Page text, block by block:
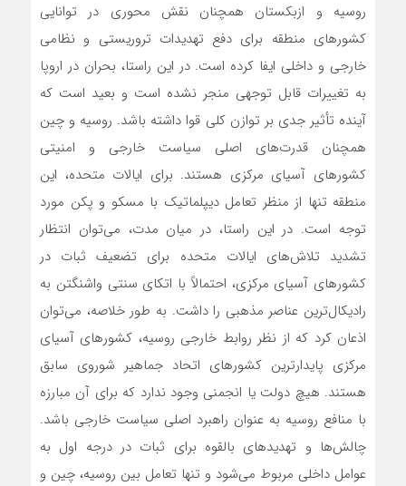
روسیه و ازبکستان همچنان نقش محوری در توانایی
کشورهای منطقه برای دفع تهدیدات تروریستی و نظامی
خارجی و داخلی ایفا کرده است. در این راستا، بحران در اروپا
به تغییرات قابل توجهی منجر نشده است و بعید است که
آینده تأثیر جدی بر توازن کلی قوا داشته باشد. روسیه و چین
همچنان قدرت‌های اصلی سیاست خارجی و امنیتی
کشورهای آسیای مرکزی هستند. برای ایالات متحده، این
منطقه تنها از منظر تعامل دیپلماتیک با مسکو و پکن مورد
توجه است. در این راستا، در میان مدت، می‌توان انتظار
تشدید تلاش‌های ایالات متحده برای تضعیف ثبات در
کشورهای آسیای مرکزی، احتمالاً با اتکای سنتی واشنگتن به
رادیکال‌ترین عناصر مذهبی را داشت. به طور خلاصه، می‌توان
اذعان کرد که از نظر روابط خارجی روسیه، کشورهای آسیای
مرکزی پایدارترین کشورهای اتحاد جماهیر شوروی سابق
هستند. هیچ دولت یا انجمنی وجود ندارد که برای آن مبارزه
با منافع روسیه به عنوان راهبرد اصلی سیاست خارجی باشد.
چالش‌ها و تهدیدهای بالقوه برای ثبات در درجه اول به
عوامل داخلی مربوط می‌شود و تنها تعامل بین روسیه، چین و